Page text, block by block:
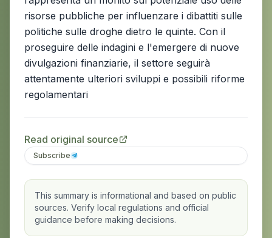
risorse pubbliche per influenzare i dibattiti sulle
politiche sulle droghe dietro le quinte. Con il
proseguire delle indagini e l'emergere di nuove
divulgazioni finanziarie, il settore seguirà
attentamente ulteriori sviluppi e possibili riforme
regolamentari
Read original source
Subscribe
This summary is informational and based on public
sources. Verify local regulations and official
guidance before making decisions.